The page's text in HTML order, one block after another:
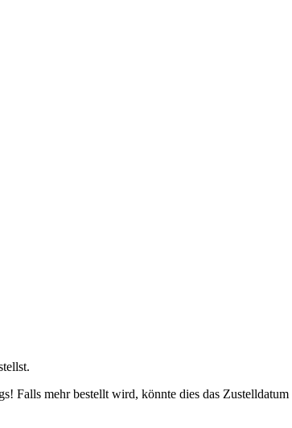
Falls mehr bestellt wird, könnte dies das Zustelldatum